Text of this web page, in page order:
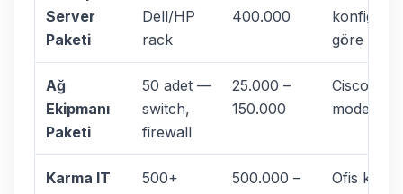
Server
Paketi
Dell/HP
rack
400.000
göre
Ağ
Ekipmanı
Paketi
50 adet —
switch,
firewall
25.000 –
150.000
Cisco/
modeller
Karma IT
500+
500.000 –
Ofis